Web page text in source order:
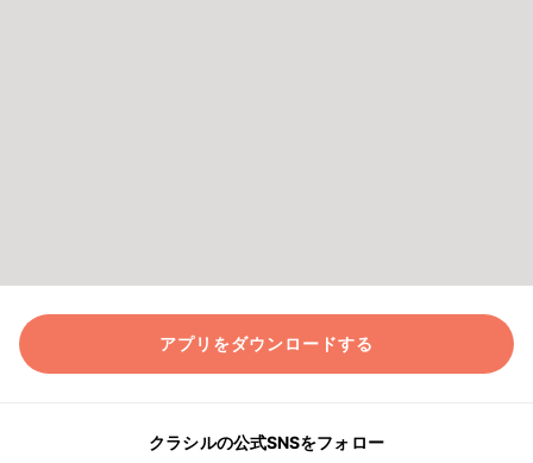
アプリをダウンロードする
クラシルの公式SNSをフォロー